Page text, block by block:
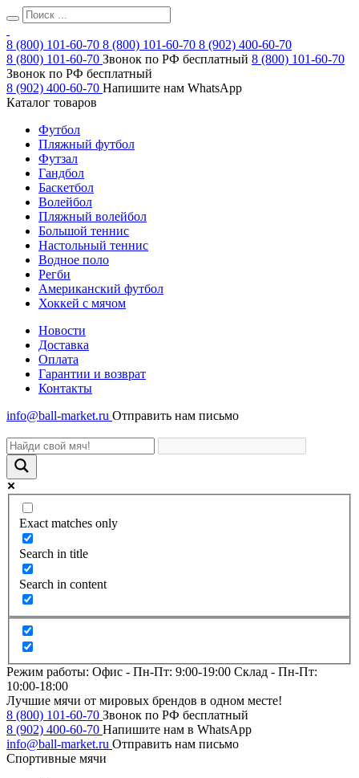
8 (800) 101-60-70 8 (800) 101-60-70 8 (902) 400-60-70
8 (800) 101-60-70 Звонок по РФ бесплатный 8 (800) 101-60-70
Звонок по РФ бесплатный
8 (902) 400-60-70 Напишите нам WhatsApp
Каталог товаров
Футбол
Пляжный футбол
Футзал
Гандбол
Баскетбол
Волейбол
Пляжный волейбол
Большой теннис
Настольный теннис
Водное поло
Регби
Американский футбол
Хоккей с мячом
Новости
Доставка
Оплата
Гарантии и возврат
Контакты
info@ball-market.ru Отправить нам письмо
Exact matches only
Search in title
Search in content
Режим работы: Офис - Пн-Пт: 9:00-19:00 Склад - Пн-Пт:
10:00-18:00
Лучшие мячи от мировых брендов в одном месте!
8 (800) 101-60-70 Звонок по РФ бесплатный
8 (902) 400-60-70 Напишите нам в WhatsApp
info@ball-market.ru Отправить нам письмо
Спортивные мячи